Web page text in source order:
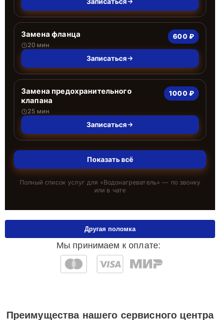
Замена фланца
20 мин
600 ₽
Записаться
Замена предохранительного
клапана
25 мин
1000 ₽
Записаться
Показать всё
Полный список услуг для «Водонагреватель» — по звонку
или в чате
Мы принимаем к оплате:
Другая поломка
Преимущества нашего сервисного центра